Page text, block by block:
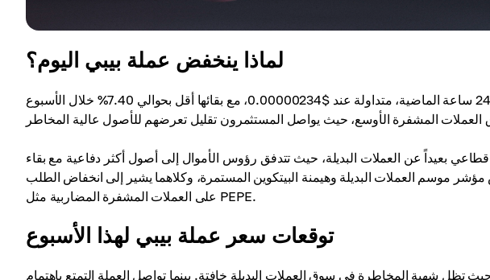
لماذا ينخفض عملة بيبي اليوم؟
انخفضت عملة بيبي بنسبة 1.88% خلال الـ 24 ساعة الماضية، متداولة عند $0.00000234، مع بقائها أقل بحوالي 7.40% خلال الأسبوع
بعيداً عن العملات البديلة، حيث تتدفق رؤوس الأموال إلى أصول أكثر دفاعية مع بقاء
موسم العملات البديلة وهيمنة البيتكوين المستمرة، وكلاهما يشير إلى انخفاض الطلب
على العملات المشفرة المضاربية مثل PEPE.
توقعات سعر عملة بيبي لهذا الأسبوع
شهية المخاطرة في سوق العملات البديلة خافتة. بينما تواصل العملة التمتع باهتمام